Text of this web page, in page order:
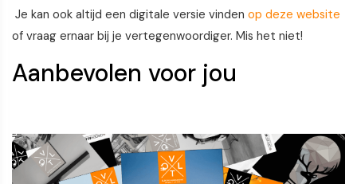
Je kan ook altijd een digitale versie vinden op deze website
of vraag ernaar bij je vertegenwoordiger. Mis het niet!
Aanbevolen voor jou